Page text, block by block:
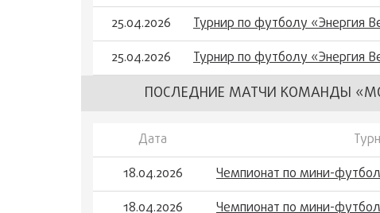
25.04.2026
Турнир по футболу «Энергия
25.04.2026
Турнир по футболу «Энергия
ПОСЛЕДНИЕ МАТЧИ КОМАНДЫ
Дата
18.04.2026
Чемпионат по мини-
18.04.2026
Чемпионат по мини-